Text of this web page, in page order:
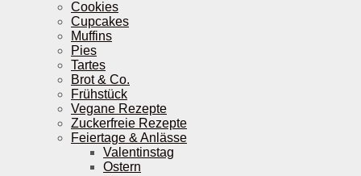
Cookies
Cupcakes
Muffins
Pies
Tartes
Brot & Co.
Frühstück
Vegane Rezepte
Zuckerfreie Rezepte
Feiertage & Anlässe
Valentinstag
Ostern